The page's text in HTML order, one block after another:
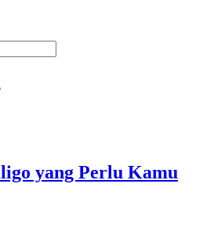
yang Perlu Kamu